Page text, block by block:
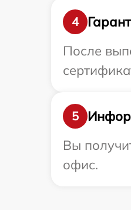
4
После
5
Вы
офис.